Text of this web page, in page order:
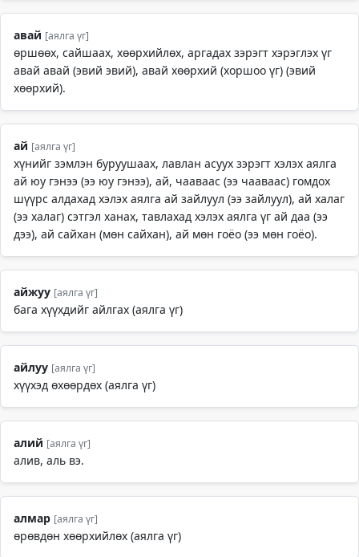
авай [аялга үг]
өршөөх, сайшаах, хөөрхийлөх, аргадах зэрэгт хэрэглэх үг
авай авай (эвий эвий), авай хөөрхий (хоршоо үг) (эвий
хөөрхий).
ай [аялга үг]
хүнийг зэмлэн буруушаах, лавлан асуух зэрэгт хэлэх аялга
ай юу гэнээ (ээ юу гэнээ), ай, чааваас (ээ чааваас) гомдох
шүүрс алдахад хэлэх аялга ай зайлуул (ээ зайлуул), ай халаг
(ээ халаг) сэтгэл ханах, тавлахад хэлэх аялга үг ай даа (ээ
дээ), ай сайхан (мөн сайхан), ай мөн гоёо (ээ мөн гоёо).
айжуу [аялга үг]
бага хүүхдийг айлгах (аялга үг)
айлуу [аялга үг]
хүүхэд өхөөрдөх (аялга үг)
алий [аялга үг]
алив, аль вэ.
алмар [аялга үг]
өрөвдөн хөөрхийлөх (аялга үг)